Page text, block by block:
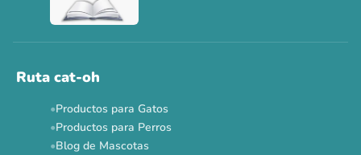
Ruta cat-oh
Productos para Gatos
Productos para Perros
Blog de Mascotas